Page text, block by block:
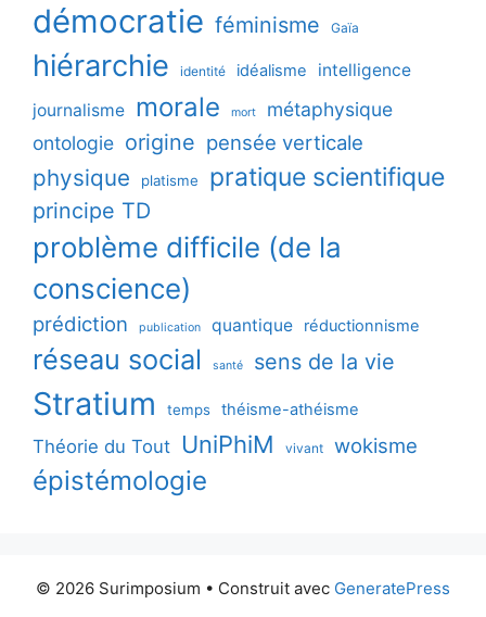
démocratie féminisme Gaïa
hiérarchie identité idéalisme
intelligence
journalisme morale mort
métaphysique
ontologie origine pensée verticale
physique platisme pratique scientifique
principe TD
problème difficile (de la
conscience)
prédiction publication quantique réductionnisme
réseau social santé sens de la vie
Stratium temps théisme-athéisme
Théorie du Tout UniPhiM vivant wokisme
épistémologie
© 2026 Surimposium • Construit avec GeneratePress